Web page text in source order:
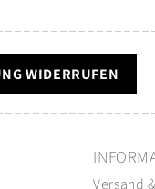
WIDERRUFEN
Versand &